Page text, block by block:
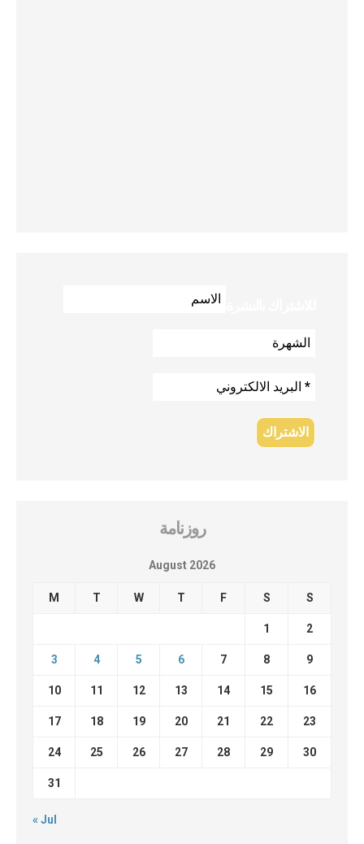
روزنامة
August 2026
M T W T F S S
1 2
3 4 5 6 7 8 9
10 11 12 13 14 15 16
17 18 19 20 21 22 23
24 25 26 27 28 29 30
31
« Jul